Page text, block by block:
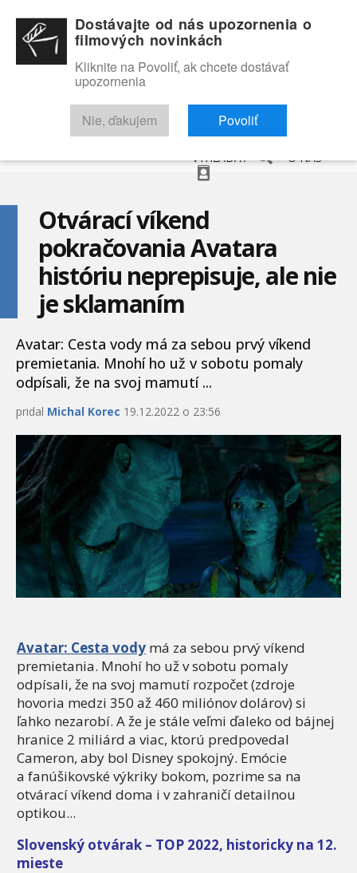
RECENZIE TRAILERY FILMOVÁ DATABÁZA
VYHĽADAŤ O NÁS
Otvárací víkend
pokračovania Avatara
históriu neprepisuje, ale nie
je sklamaním
Avatar: Cesta vody má za sebou prvý víkend
premietania. Mnohí ho už v sobotu pomaly
odpísali, že na svoj mamutí ...
pridal Michal Korec 19.12.2022 o 23:56
Avatar: Cesta vody má za sebou prvý víkend
premietania. Mnohí ho už v sobotu pomaly
odpísali, že na svoj mamutí rozpočet (zdroje
hovoria medzi 350 až 460 miliónov dolárov) si
ľahko nezarobí. A že je stále veľmi ďaleko od bájnej
hranice 2 miliárd a viac, ktorú predpovedal
Cameron, aby bol Disney spokojný. Emócie
a fanúšikovské výkriky bokom, pozrime sa na
otvárací víkend doma i v zahraničí detailnou
optikou...
Slovenský otvárak – TOP 2022, historicky na 12.
mieste
Dostávajte od nás upozornenia o
filmových novinkách
Kliknite na Povoliť, ak chcete dostávať
upozornenia
Nie, ďakujem Povoliť